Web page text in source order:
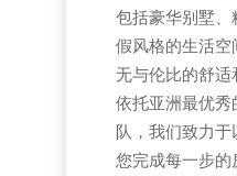
包括豪华别墅
假风格的生活
无与伦比的舒适
依托亚洲最优秀
队，我们致力
您完成每一步的